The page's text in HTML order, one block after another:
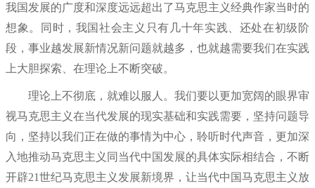
我国发展的广度和深度远远超出了马克思主义经典作家当时的
想象。同时，我国社会主义只有几十年实践、还处在初级阶
段，事业越发展新情况新问题就越多，也就越需要我们在实践
上大胆探索、在理论上不断突破。
理论上不彻底，就难以服人。我们要以更加宽阔的眼界审
视马克思主义在当代发展的现实基础和实践需要，坚持问题导
向，坚持以我们正在做的事情为中心，聆听时代声音，更加深
入地推动马克思主义同当代中国发展的具体实际相结合，不断
开辟21世纪马克思主义发展新境界，让当代中国马克思主义放